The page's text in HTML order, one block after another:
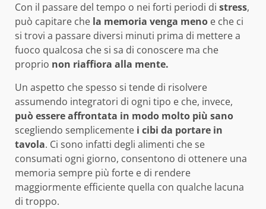
Con il passare del tempo o nei forti periodi di stress,
può capitare che la memoria venga meno e che ci
si trovi a passare diversi minuti prima di mettere a
fuoco qualcosa che si sa di conoscere ma che
proprio non riaffiora alla mente.
Un aspetto che spesso si tende di risolvere
assumendo integratori di ogni tipo e che, invece,
può essere affrontata in modo molto più sano
scegliendo semplicemente i cibi da portare in
tavola. Ci sono infatti degli alimenti che se
consumati ogni giorno, consentono di ottenere una
memoria sempre più forte e di rendere
maggiormente efficiente quella con qualche lacuna
di troppo.